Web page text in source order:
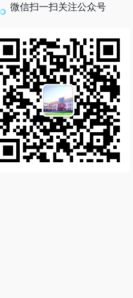
微信扫一扫关注公众号